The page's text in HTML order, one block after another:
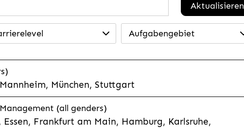
Aktualisieren
Aufgabengebiet
München, Stuttgart
(all genders)
Frankfurt am Main, Hamburg, Karlsruhe,